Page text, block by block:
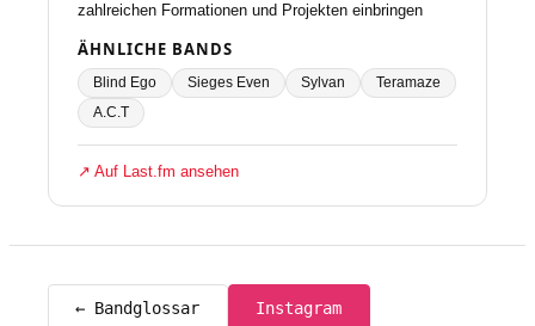
zahlreichen Formationen und Projekten einbringen
ÄHNLICHE BANDS
Blind Ego Sieges Even Sylvan
Teramaze
A.C.T
↗ Auf Last.fm ansehen
← Bandglossar Instagram